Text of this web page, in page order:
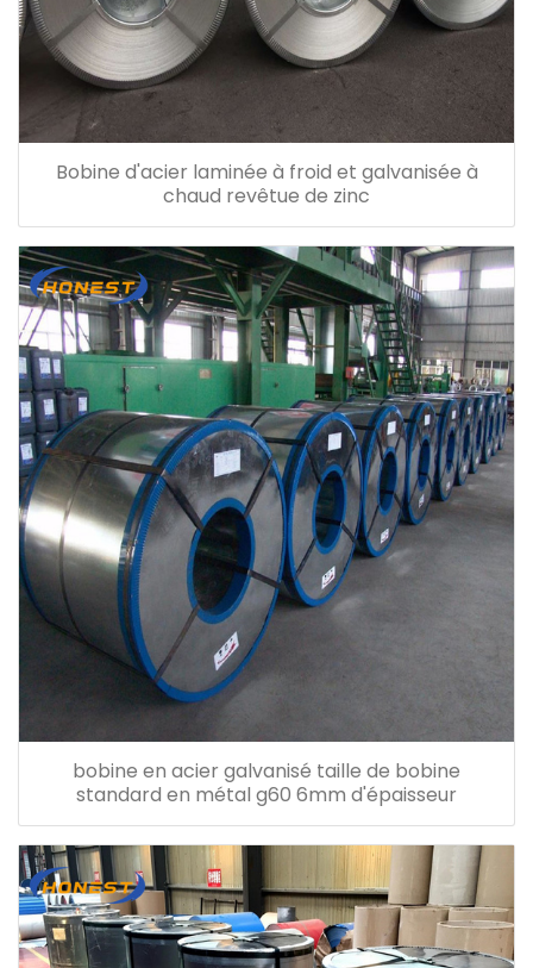
Bobine d'acier laminée à froid et galvanisée à
chaud revêtue de zinc
bobine en acier galvanisé taille de bobine
standard en métal g60 6mm d'épaisseur